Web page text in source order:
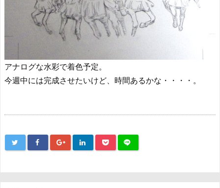
アナログな水彩で着色予定。
今週中には完成させたいけど、時間あるかな・・・・。